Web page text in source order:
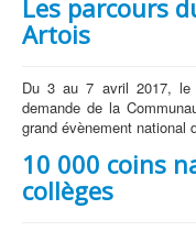
Les parcours
Artois
Du 3 au 7 avril 2017, le
demande de la
grand évènement national
10 000 coins
collèges